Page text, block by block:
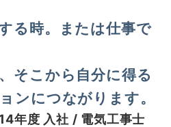
る時。または仕事で
そこから自分に得る
ンにつながります。
年度 入社 / 電気工事士